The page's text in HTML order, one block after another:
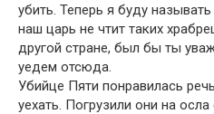
убить. Теперь я буду
наш царь не чтит таких
другой стране, был бы ты
уедем отсюда.
Убийце Пяти понравилась
уехать. Погрузили они на